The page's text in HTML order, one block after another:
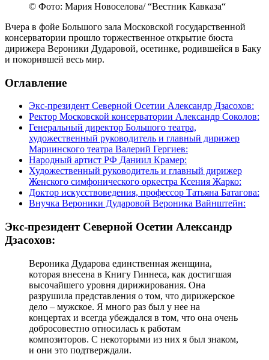
© Фото: Мария Новоселова/ “Вестник Кавказа“
Вчера в фойе Большого зала Московской государственной
консерватории прошло торжественное открытие бюста
дирижера Вероники Дударовой, осетинке, родившейся в Баку
и покорившей весь мир.
Оглавление
Экс-президент Северной Осетии Александр Дзасохов:
Ректор Московской консерватории Александр Соколов:
Генеральный директор Большого театра,
художественный руководитель и главный дирижер
Мариинского театра Валерий Гергиев:
Народный артист РФ Даниил Крамер:
Художественный руководитель и главный дирижер
Женского симфонического оркестра Ксения Жарко:
Доктор искусствоведения, профессор Татьяна Батагова:
Внучка Вероники Дударовой Вероника Вайнштейн:
Экс-президент Северной Осетии Александр
Дзасохов:
Вероника Дударова единственная женщина,
которая внесена в Книгу Гиннеса, как достигшая
высочайшего уровня дирижирования. Она
разрушила представления о том, что дирижерское
дело – мужское. Я много раз был у нее на
концертах и всегда убеждался в том, что она очень
добросовестно относилась к работам
композиторов. С некоторыми из них я был знаком,
и они это подтверждали.